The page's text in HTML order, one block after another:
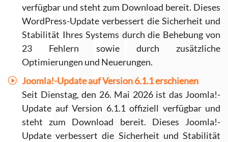
verfügbar und steht zum Download bereit. Dieses
WordPress-Update verbessert die Sicherheit und
Stabilität Ihres Systems durch die Behebung von
23 Fehlern sowie durch zusätzliche
Optimierungen und Neuerungen.
Joomla!-Update auf Version 6.1.1 erschienen
Seit Dienstag, den 26. Mai 2026 ist das Joomla!-
Update auf Version 6.1.1 offiziell verfügbar und
steht zum Download bereit. Dieses Joomla!-
Update verbessert die Sicherheit und Stabilität